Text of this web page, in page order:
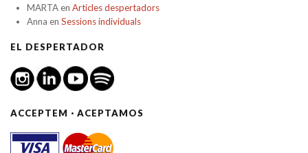
MARTAen Articles despertadors
Anna en Sessions individuals
EL DESPERTADOR
ACCEPTEM · ACEPTAMOS